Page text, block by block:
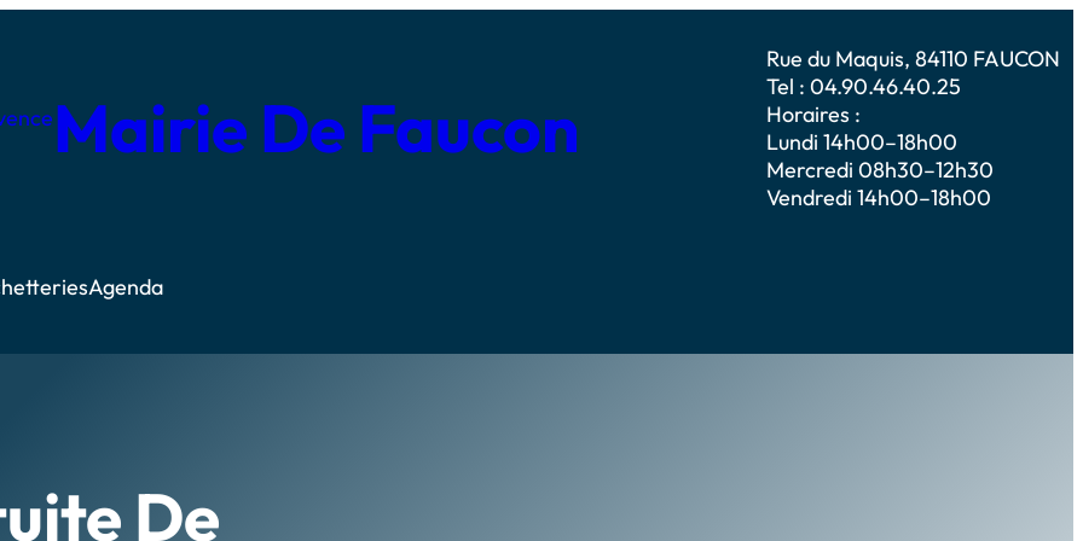
Mairie De Faucon
Rue du Maquis, 84110 FAUCON
Tel : 04.90.46.40.25
Horaires :
Lundi 14h00–18h00
Mercredi 08h30–12h30
Vendredi 14h00–18h00
Agenda
De